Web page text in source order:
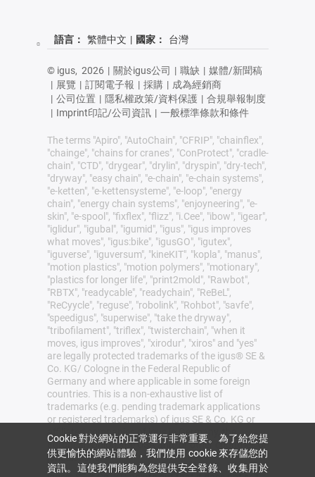
語言： 繁體中文 | 國家： 台灣
© igus, 2026 | 關於igus公司 | 職缺 | 媒體/新聞稿
| 展覽 | 訂閱電子報 | 採購 | 成為經銷商
| 公司位置 | 隱私權政策/資料保護 | 合規舉報制度
| Imprint印記/公司資訊 | 一般標準條款和條件
The terms "Apiro", "AutoChain", "CFRIP", "chainflex",
"chainge", "chains for cranes", "ConProtect", "cradle-
chain", "CTD", "drygear", "drylin", "dryspin", "dry-tech",
"dryway", "easy chain", "e-chain", "e-chain systems",
"e-ketten", "e-kettensysteme", "e-loop", "energy
chain", "energy chain systems", "enjoyneering", "e-
skin", "e-spool", "fixflex", "flizz", "i.Cee", "ibow", "igear",
"iglidur", "igubal", "igumid", "igus", "igus improves
what moves", "igus:bike", "igusGO", "igutex",
"iguverse", "iguversum", "kineKIT", "kopla", "manus",
"motion plastics", "motion polymers", "motionary",
"plastics for longer life", "print2mold", "Rawbot",
"RBTX", "readycable", "readychain", "ReBeL",
"ReCyycle", "reguse", "robolink", "Rohbot", "savfe",
"speedigus", "superwise", "take the dryway",
"tribofilament", "triflex", "twisterchain", "when it
moves, igus improves", "xirodur", "xiros" and "yes"
are legally protected trademarks of the igus® SE &
Co. KG/ Cologne in the Federal Republic of
Germany and where applicable in some foreign
countries. This is a non-exhaustive list of
trademarks (e.g. pending trademark applications
or registered trademarks) of igus SE & Co. KG or
affiliated companies of igus in Germany, the
European Union, the USA and/or other countries or
jurisdictions.
Cookie 對於網站的正常運行非常重要。為了給您提
供更愉快的網站體驗，我們使用 cookie 來存儲您的
資訊。這使我們能夠為您提供安全登錄、收集用於